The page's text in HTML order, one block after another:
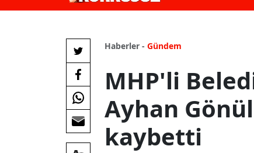
Haberler - Gündem
MHP'li
Ayhan
kaybetti